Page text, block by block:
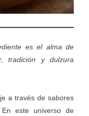
es el alma de
tradición y dulzura
a través de sabores
este universo de